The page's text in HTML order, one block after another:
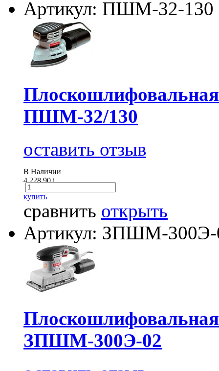
Артикул: ПШМ-32-130
ПШМ-32/130
оставить отзыв
В Наличии
4 228.90i
купить
сравнить открыть
Артикул: ЗПШМ-300Э-
ЗПШМ-300Э-02